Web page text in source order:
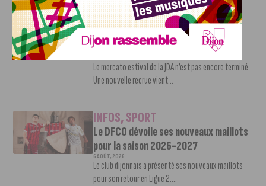
INFOS,SPORT
Nouvelle arrivée à la JDA Basket,
Shevon Thompson est dijonnais
Le mercato estival de la JDA n’est pas encore terminé.
Une nouvelle recrue vient...
INFOS,SPORT
Le DFCO dévoile ses nouveaux maillots
pour la saison 2026-2027
6 AOÛT, 2026
Le club dijonnais a présenté ses nouveaux maillots
pour son retour en Ligue 2....